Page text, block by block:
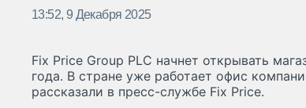
13:52, 9 Декабря 2025
Fix Price Group PLC начнет открывать
года. В стране уже работает офис
рассказали в пресс-службе Fix Price.